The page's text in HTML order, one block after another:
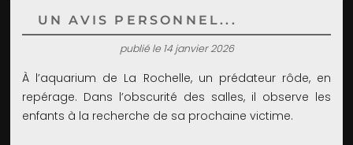
UN AVIS PERSONNEL...
publié le 14 janvier 2026
À l’aquarium de La Rochelle, un prédateur rôde, en
repérage. Dans l’obscurité des salles, il observe les
enfants à la recherche de sa prochaine victime.